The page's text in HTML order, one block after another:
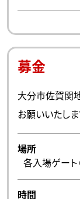
募金
大分市佐賀関
お願いいたしま
場所
各入場ゲート（
時間